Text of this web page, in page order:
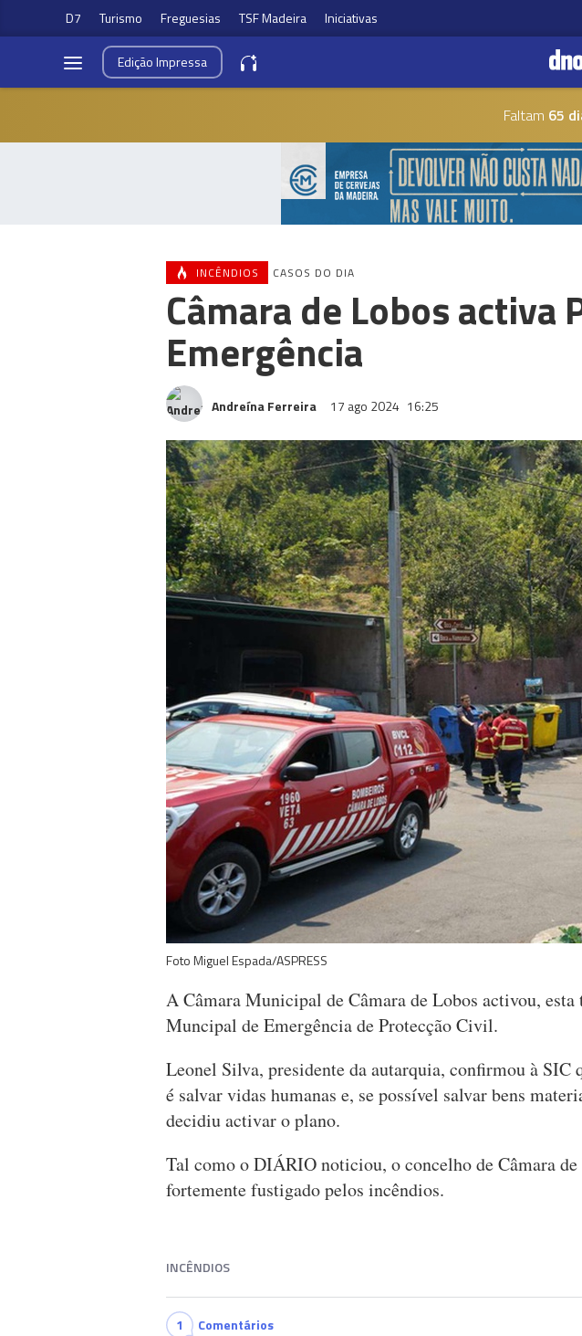
D7 Turismo Freguesias TSF Madeira Iniciativas
EdiçãoImpressa
Faltam 65
INCÊNDIOS CASOS DO DIA
Câmara de Lobos activa
Emergência
Andreína Ferreira 17 ago 2024 16:25
Foto Miguel Espada/ASPRESS
A Câmara Municipal de Câmara de Lobos activou, esta
Muncipal de Emergência de Protecção Civil.
Leonel Silva, presidente da autarquia, confirmou à SIC
é salvar vidas humanas e, se possível salvar bens
decidiu activar o plano.
Tal como o DIÁRIO noticiou, o concelho de Câmara de
fortemente fustigado pelos incêndios.
INCÊNDIOS
1 Comentários